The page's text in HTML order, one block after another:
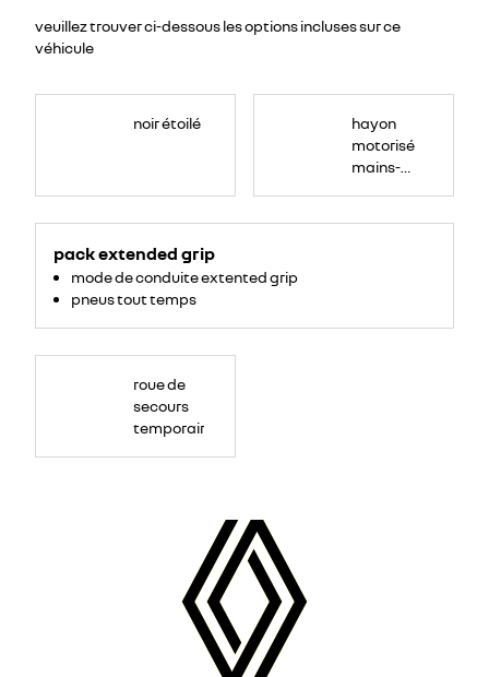
veuillez trouver ci-dessous les options incluses sur ce
véhicule
noir étoilé
New
bidi-
language:EN-
US;mso-
hayon
motorisé
mains-
pack extended grip
mode de conduite extented grip
pneus tout temps
roue de
secours
temporaire